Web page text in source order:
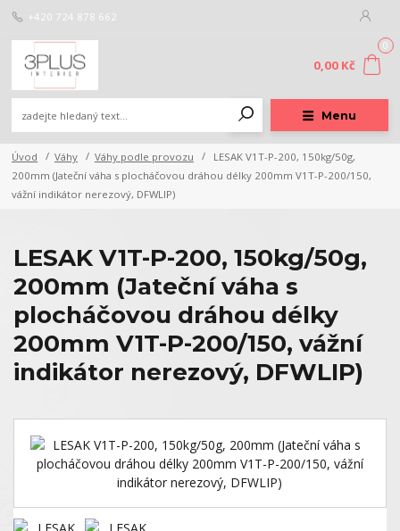
Menu
+420 724 878 662
0
0,00 Kč
Úvod Váhy Váhy podle provozu
LESAK V1T-P-200, 150kg/50g,
200mm (Jateční váha s plocháčovou dráhou délky 200mm V1T-P-200/150,
vážní indikátor nerezový, DFWLIP)
LESAK V1T-P-200, 150kg/50g,
200mm (Jateční váha s
plocháčovou dráhou délky
200mm V1T-P-200/150, vážní
indikátor nerezový, DFWLIP)